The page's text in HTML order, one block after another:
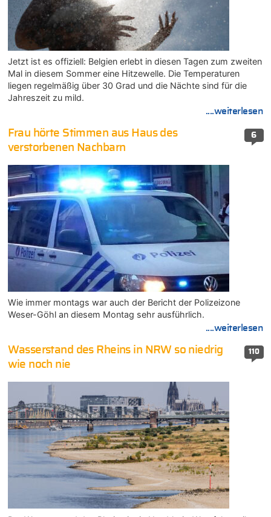
Jetzt ist es offiziell: Belgien erlebt in diesen Tagen zum zweiten
Mal in diesem Sommer eine Hitzewelle. Die Temperaturen
liegen regelmäßig über 30 Grad und die Nächte sind für die
Jahreszeit zu mild.
....weiterlesen
6
Frau hörte Stimmen aus Haus des
verstorbenen Nachbarn
Wie immer montags war auch der Bericht der Polizeizone
Weser-Göhl an diesem Montag sehr ausführlich.
....weiterlesen
110
Wasserstand des Rheins in NRW so niedrig
wie noch nie